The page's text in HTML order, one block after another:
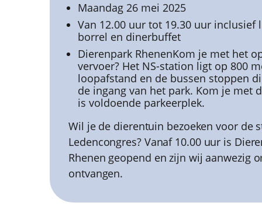
Maandag 26 mei 2025
Van 12.00 uur tot 19.30 uur inclusief
borrel en dinerbuffet
Dierenpark RhenenKom je met het
vervoer? Het NS-station ligt op 800
loopafstand en de bussen stoppen
de ingang van het park. Kom je met
is voldoende parkeerplek.
Wil je de dierentuin bezoeken voor de
Ledencongres? Vanaf 10.00 uur is
Rhenen geopend en zijn wij aanwezig
ontvangen.